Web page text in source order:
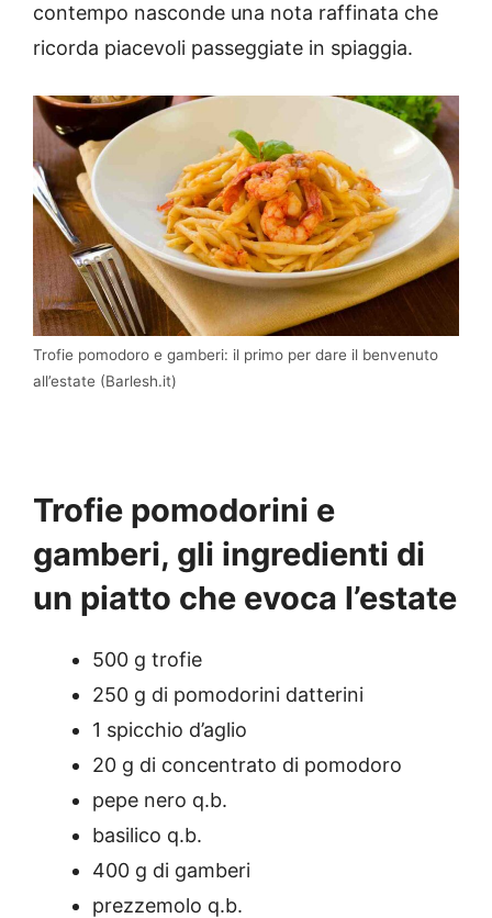
contempo nasconde una nota raffinata che
ricorda piacevoli passeggiate in spiaggia.
Trofie pomodoro e gamberi: il primo per dare il benvenuto
all’estate (Barlesh.it)
Trofie pomodorini e
gamberi, gli ingredienti di
un piatto che evoca l’estate
500 g trofie
250 g di pomodorini datterini
1 spicchio d’aglio
20 g di concentrato di pomodoro
pepe nero q.b.
basilico q.b.
400 g di gamberi
prezzemolo q.b.